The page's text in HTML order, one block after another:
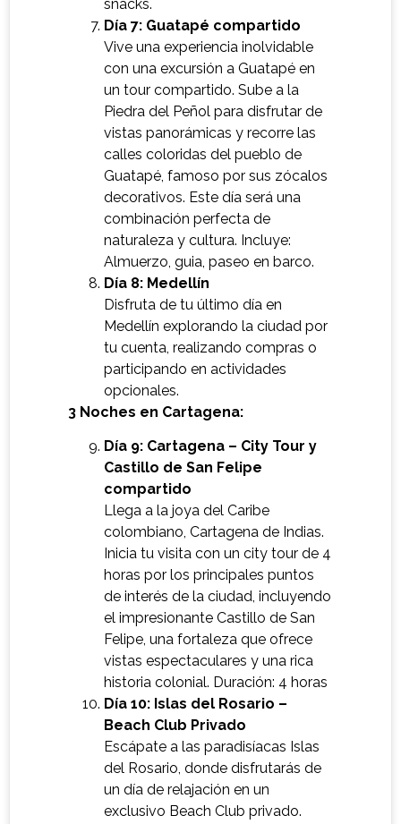
snacks.
Día 7: Guatapé compartido
Vive una experiencia inolvidable
con una excursión a Guatapé en
un tour compartido. Sube a la
Piedra del Peñol para disfrutar de
vistas panorámicas y recorre las
calles coloridas del pueblo de
Guatapé, famoso por sus zócalos
decorativos. Este día será una
combinación perfecta de
naturaleza y cultura. Incluye:
Almuerzo, guia, paseo en barco.
Día 8: Medellín
Disfruta de tu último día en
Medellín explorando la ciudad por
tu cuenta, realizando compras o
participando en actividades
opcionales.
3 Noches en Cartagena:
Día 9: Cartagena – City Tour y
Castillo de San Felipe
compartido
Llega a la joya del Caribe
colombiano, Cartagena de Indias.
Inicia tu visita con un city tour de 4
horas por los principales puntos
de interés de la ciudad, incluyendo
el impresionante Castillo de San
Felipe, una fortaleza que ofrece
vistas espectaculares y una rica
historia colonial. Duración: 4 horas
Día 10: Islas del Rosario –
Beach Club Privado
Escápate a las paradisíacas Islas
del Rosario, donde disfrutarás de
un día de relajación en un
exclusivo Beach Club privado.